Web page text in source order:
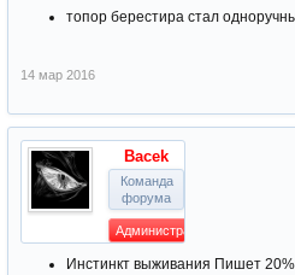
топор берестира стал
14 мар 2016
Bacek
Команда
форума
Администратор
Инстинкт выживания Пишет